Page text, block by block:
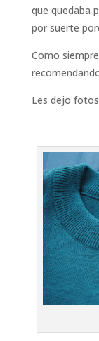
que quedaba
por suerte
Como siempre
Les dejo